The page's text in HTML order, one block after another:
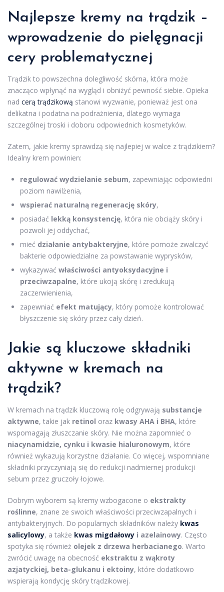
Najlepsze kremy na trądzik –
wprowadzenie do pielęgnacji
cery problematycznej
Trądzik to powszechna dolegliwość skórna, która może
znacząco wpłynąć na wygląd i obniżyć pewność siebie. Opieka
nad cerą trądzikową stanowi wyzwanie, ponieważ jest ona
delikatna i podatna na podrażnienia, dlatego wymaga
szczególnej troski i doboru odpowiednich kosmetyków.
Zatem, jakie kremy sprawdzą się najlepiej w walce z trądzikiem?
Idealny krem powinien:
regulować wydzielanie sebum, zapewniając odpowiedni
poziom nawilżenia,
wspierać naturalną regenerację skóry,
posiadać lekką konsystencję, która nie obciąży skóry i
pozwoli jej oddychać,
mieć działanie antybakteryjne, które pomoże zwalczyć
bakterie odpowiedzialne za powstawanie wyprysków,
wykazywać właściwości antyoksydacyjne i
przeciwzapalne, które ukoją skórę i zredukują
zaczerwienienia,
zapewniać efekt matujący, który pomoże kontrolować
błyszczenie się skóry przez cały dzień.
Jakie są kluczowe składniki
aktywne w kremach na
trądzik?
W kremach na trądzik kluczową rolę odgrywają substancje
aktywne, takie jak retinol oraz kwasy AHA i BHA, które
wspomagają złuszczanie skóry. Nie można zapomnieć o
niacynamidzie, cynku i kwasie hialuronowym, które
również wykazują korzystne działanie. Co więcej, wspomniane
składniki przyczyniają się do redukcji nadmiernej produkcji
sebum przez gruczoły łojowe.
Dobrym wyborem są kremy wzbogacone o ekstrakty
roślinne, znane ze swoich właściwości przeciwzapalnych i
antybakteryjnych. Do popularnych składników należy kwas
salicylowy, a także kwas migdałowy i azelainowy. Często
spotyka się również olejek z drzewa herbacianego. Warto
zwrócić uwagę na obecność ekstraktu z wąkroty
azjatyckiej, beta-glukanu i ektoiny, które dodatkowo
wspierają kondycję skóry trądzikowej.